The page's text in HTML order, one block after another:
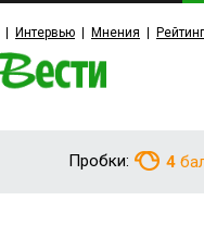
Интервью Мнения
Пробки: 4